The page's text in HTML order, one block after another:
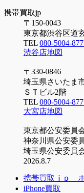
携帯買取jp
〒150-0043
東京都渋谷区道
TEL 080-5004-
渋谷店地図
〒330-0846
埼玉県さいたま
ＳＴビル2階
TEL 080-5004-
大宮店地図
東京都公安委員
神奈川県公安委
埼玉県公安委員
2026.8.7
携帯買取ｊｐ –
iPhone買取